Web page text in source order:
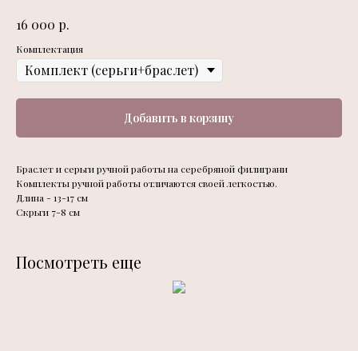
16 000 р.
Комплектация
Добавить в корзину
Браслет и серьги ручной работы на серебряной филиграни
Комплекты ручной работы отличаются своей легкостью.
Длина - 13-17 см
Скрьги 7-8 см
Посмотреть еще